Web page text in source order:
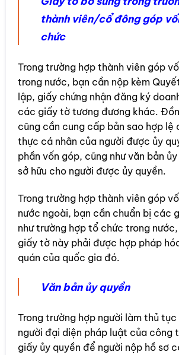
thành viên/cổ đông góp
chức
Trong trường hợp thành viên góp
trong nước, bạn cần nộp kèm
lập, giấy chứng nhận đăng ký
các giấy tờ tương đương khác.
cũng cần cung cấp bản sao hợp lệ
thực cá nhân của người được ủy
phần vốn góp, cũng như văn bản
sở hữu cho người được ủy quyền.
Trong trường hợp thành viên góp
nước ngoài, bạn cần chuẩn bị các
như trường hợp tổ chức trong
giấy tờ này phải được hợp pháp
quán của quốc gia đó.
Văn bản ủy quyền
Trong trường hợp người làm thủ
người đại diện pháp luật của công
giấy ủy quyền để người nộp hồ sơ